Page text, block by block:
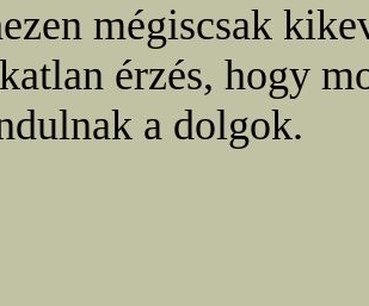
mégiscsak
érzés, hogy
a dolgok.